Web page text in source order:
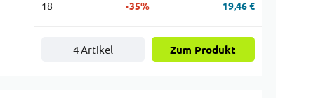
18 -35% 19,46 €
4 Artikel Zum Produkt